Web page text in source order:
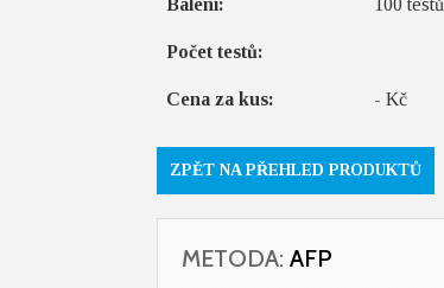
Balení: 100 testů
Počet testů:
Cena za kus: - Kč
ZPĚT NA PŘEHLED PRODUKTŮ
METODA: AFP